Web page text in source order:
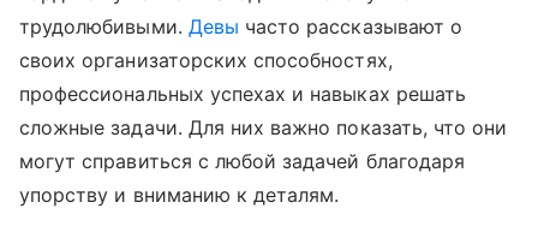
трудолюбивыми. Девы часто рассказывают о
своих организаторских способностях,
профессиональных успехах и навыках решать
сложные задачи. Для них важно показать, что они
могут справиться с любой задачей благодаря
упорству и вниманию к деталям.